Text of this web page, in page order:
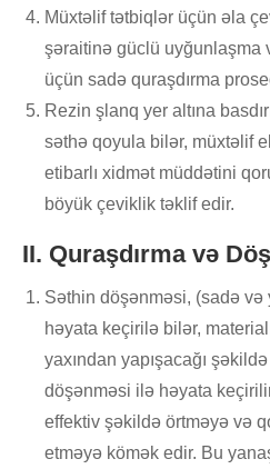
Müxtəlif tətbiqlər üçün əla
şəraitinə güclü uyğunlaşma
üçün sadə quraşdırma
Rezin şlanq yer altına
səthə qoyula bilər, müxtəlif
etibarlı xidmət müddətini
böyük çeviklik təklif edir.
II. Quraşdırma və
Səthin döşənməsi, (sadə
həyata keçirilə bilər,
yaxından yapışacağı
döşənməsi ilə həyata
effektiv şəkildə örtməyə və
etməyə kömək edir. Bu